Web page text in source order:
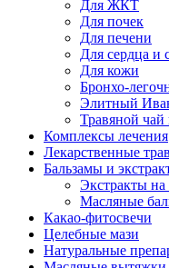
Для ЖКТ
Для почек
Для печени
Для сердца и
Для кожи
Бронхо-
Элитный
Травяной чай
Комплексы лечения
Лекарственные
Бальзамы и
Экстракты на
Масляные
Какао-фитосвечи
Целебные мази
Натуральные